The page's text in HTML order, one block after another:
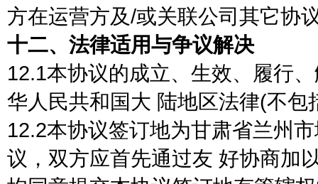
方在运营方及/或关联公司其它协
十二、法律适用与争议解决
12.1本协议的成立、生效、履行
华人民共和国大 陆地区法律(不包
12.2本协议签订地为甘肃省兰州
议，双方应首先通过友 好协商加